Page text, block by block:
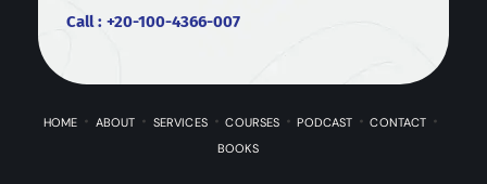
Call : +20-100-4366-007
HOME ABOUT SERVICES COURSES PODCAST
CONTACT
BOOKS